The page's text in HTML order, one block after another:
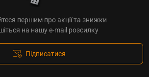
першим про акції та знижки
на нашу e-mail розсилку
Підписатися